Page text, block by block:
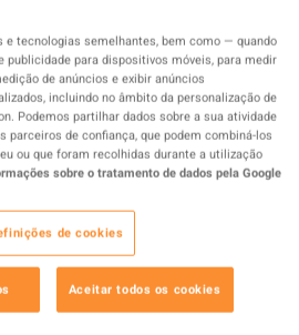
Definitive Edition PC
Altergift
de 117224 são ótimas
$36.00
e tecnologias semelhantes, bem como — quando
para dispositivos móveis, para medir
de anúncios e exibir anúncios
incluindo no âmbito da personalização de
Podemos partilhar dados sobre a sua atividade
parceiros de confiança, que podem combiná-los
ou que foram recolhidas durante a utilização
sobre o tratamento de dados pela Google
de cookies
Aceitar todos os cookies